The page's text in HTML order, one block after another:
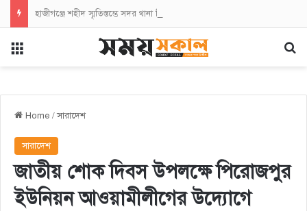
হাজীগঞ্জে শহীদ স্মৃতিস্তম্ভে সদর থানা বিএনপির পুষ্পস্তবক অর্পণ
Home /সারাদেশ
সারাদেশ
জাতীয় শোক দিবস উপলক্ষে পিরোজপুর
ইউনিয়ন আওয়ামীলীগের উদ্যোগে